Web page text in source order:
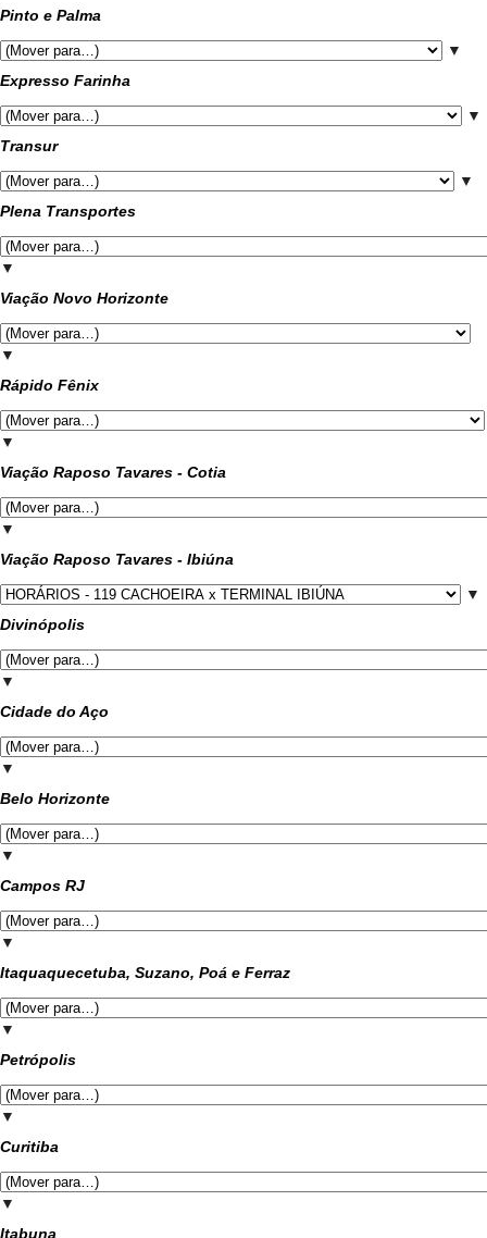
Pinto e Palma
▼
Expresso Farinha
▼
Transur
▼
Plena Transportes
▼
Viação Novo Horizonte
▼
Rápido Fênix
▼
Viação Raposo Tavares - Cotia
▼
Viação Raposo Tavares - Ibiúna
▼
Divinópolis
▼
Cidade do Aço
▼
Belo Horizonte
▼
Campos RJ
▼
Itaquaquecetuba, Suzano, Poá e Ferraz
▼
Petrópolis
▼
Curitiba
▼
Itabuna